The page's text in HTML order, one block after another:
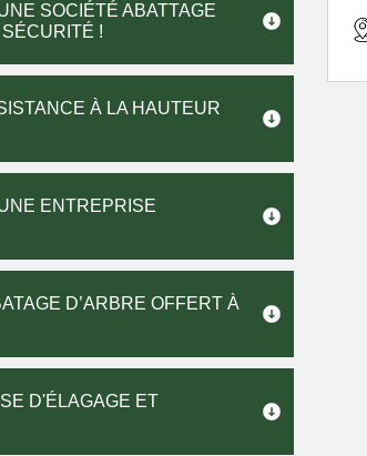
SOCIÉTÉ ABATTAGE
!
À LA HAUTEUR
ENTREPRISE
D’ARBRE OFFERT À
D'ÉLAGAGE ET